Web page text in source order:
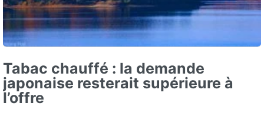
Tabac chauffé : la demande
japonaise resterait supérieure à
l’offre